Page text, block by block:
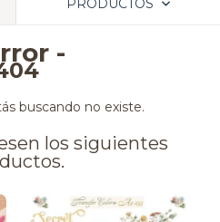
PRODUCTOS
-
buscando no existe.
los siguientes